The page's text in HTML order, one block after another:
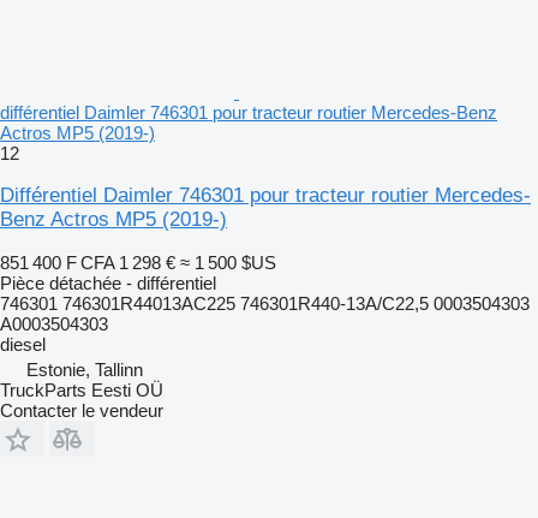
différentiel Daimler 746301 pour tracteur routier Mercedes-Benz
Actros MP5 (2019-)
12
Différentiel Daimler 746301 pour tracteur routier Mercedes-
Benz Actros MP5 (2019-)
851 400 F CFA 1 298 € ≈ 1 500 $US
Pièce détachée - différentiel
746301 746301R44013AC225 746301R440-13A/C22,5 0003504303
A0003504303
diesel
Estonie, Tallinn
TruckParts Eesti OÜ
Contacter le vendeur